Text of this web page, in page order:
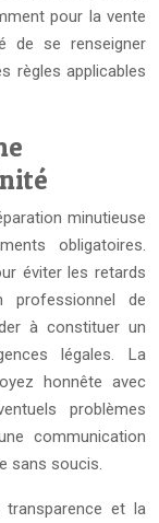
pour la vente
de se renseigner
règles applicables
minutieuse
obligatoires.
éviter les retards
de
à constituer un
légales. La
honnête avec
problèmes
communication
sans soucis.
et la